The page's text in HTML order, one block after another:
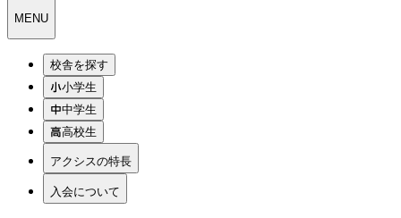
MENU
校舎を探す
小学生
中学生
高校生
アクシスの特長
入会について